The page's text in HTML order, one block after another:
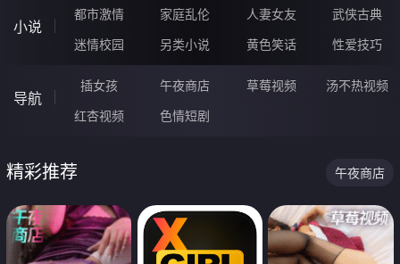
小说
都市激情 家庭乱伦 人妻女友
武侠古典
迷情校园
另类小说 黄色笑话 性爱技巧
导航
插女孩 午夜商店 草莓视频
汤不热视频
红杏视频
色情短剧
精彩推荐 午夜商店